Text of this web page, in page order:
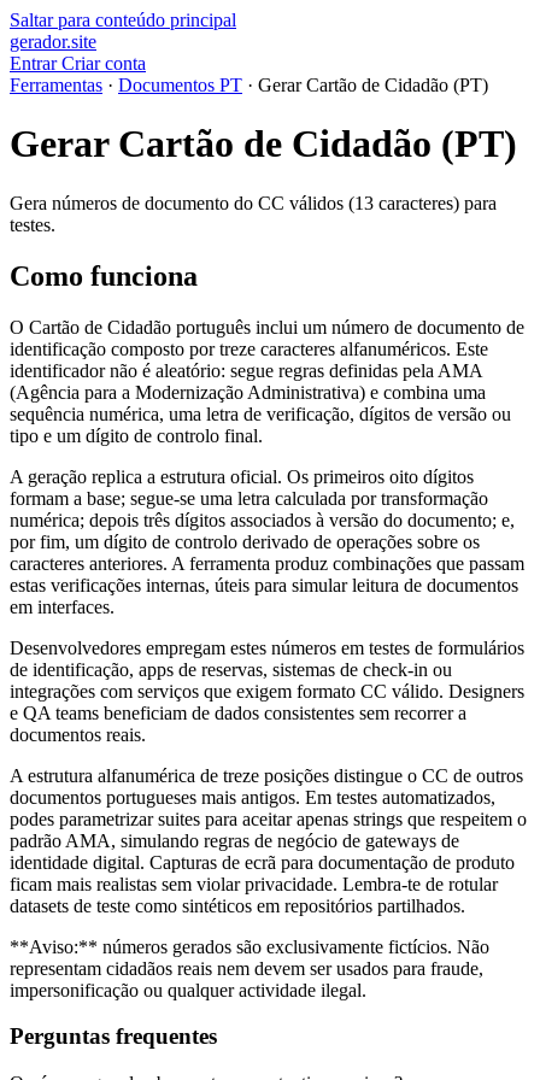
Saltar para conteúdo principal
gerador.site
EntrarCriar conta
Ferramentas · Documentos PT · Gerar Cartão de Cidadão (PT)
Gerar Cartão de Cidadão (PT)
Gera números de documento do CC válidos (13 caracteres) para
testes.
Como funciona
O Cartão de Cidadão português inclui um número de documento de
identificação composto por treze caracteres alfanuméricos. Este
identificador não é aleatório: segue regras definidas pela AMA
(Agência para a Modernização Administrativa) e combina uma
sequência numérica, uma letra de verificação, dígitos de versão ou
tipo e um dígito de controlo final.
A geração replica a estrutura oficial. Os primeiros oito dígitos
formam a base; segue-se uma letra calculada por transformação
numérica; depois três dígitos associados à versão do documento; e,
por fim, um dígito de controlo derivado de operações sobre os
caracteres anteriores. A ferramenta produz combinações que passam
estas verificações internas, úteis para simular leitura de documentos
em interfaces.
Desenvolvedores empregam estes números em testes de formulários
de identificação, apps de reservas, sistemas de check-in ou
integrações com serviços que exigem formato CC válido. Designers
e QA teams beneficiam de dados consistentes sem recorrer a
documentos reais.
A estrutura alfanumérica de treze posições distingue o CC de outros
documentos portugueses mais antigos. Em testes automatizados,
podes parametrizar suites para aceitar apenas strings que respeitem o
padrão AMA, simulando regras de negócio de gateways de
identidade digital. Capturas de ecrã para documentação de produto
ficam mais realistas sem violar privacidade. Lembra-te de rotular
datasets de teste como sintéticos em repositórios partilhados.
**Aviso:** números gerados são exclusivamente fictícios. Não
representam cidadãos reais nem devem ser usados para fraude,
impersonificação ou qualquer actividade ilegal.
Perguntas frequentes